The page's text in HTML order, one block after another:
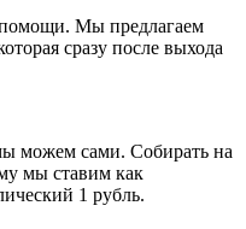
Мы предлагаем
сразу после выхода
можем сами. Собирать на
мы ставим как
1 рубль.